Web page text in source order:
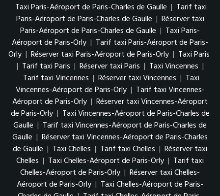
Taxi Paris-Aéroport de Paris-Charles de Gaulle | Tarif taxi
Paris-Aéroport de Paris-Charles de Gaulle | Réserver taxi
Paris-Aéroport de Paris-Charles de Gaulle | Taxi Paris-
Aéroport de Paris-Orly | Tarif taxi Paris-Aéroport de Paris-
Orly | Réserver taxi Paris-Aéroport de Paris-Orly | Taxi Paris
| Tarif taxi Paris | Réserver taxi Paris | Taxi Vincennes |
Tarif taxi Vincennes | Réserver taxi Vincennes | Taxi
Vincennes-Aéroport de Paris-Orly | Tarif taxi Vincennes-
Aéroport de Paris-Orly | Réserver taxi Vincennes-Aéroport
de Paris-Orly | Taxi Vincennes-Aéroport de Paris-Charles de
Gaulle | Tarif taxi Vincennes-Aéroport de Paris-Charles de
Gaulle | Réserver taxi Vincennes-Aéroport de Paris-Charles
de Gaulle | Taxi Chelles | Tarif taxi Chelles | Réserver taxi
Chelles | Taxi Chelles-Aéroport de Paris-Orly | Tarif taxi
Chelles-Aéroport de Paris-Orly | Réserver taxi Chelles-
Aéroport de Paris-Orly | Taxi Chelles-Aéroport de Paris-